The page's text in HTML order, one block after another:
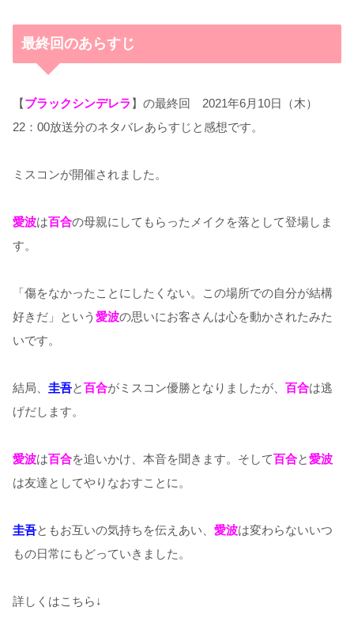
最終回のあらすじ
【ブラックシンデレラ】の最終回 2021年6月10日（木）
22：00放送分のネタバレあらすじと感想です。
ミスコンが開催されました。
愛波は百合の母親にしてもらったメイクを落として登場しま
す。
「傷をなかったことにしたくない。この場所での自分が結構
好きだ」という 愛波の思いにお客さんは心を動かされたみた
いです。
結局、 圭吾と百合がミスコン優勝となりましたが、 百合は逃
げだします。
愛波は百合を追いかけ、本音を聞きます。そして百合と愛波
は友達としてやりなおすことに。
圭吾ともお互いの気持ちを伝えあい、 愛波は変わらないいつ
もの日常にもどっていきました。
詳しくはこちら↓